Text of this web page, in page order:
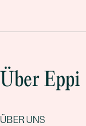
Über Eppi
ÜBER UNS